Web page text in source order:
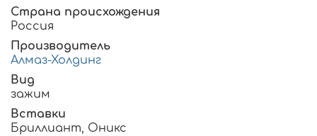
Страна происхождения
Россия
Производитель
Алмаз-Холдинг
Вид
зажим
Вставки
Бриллиант, Оникс